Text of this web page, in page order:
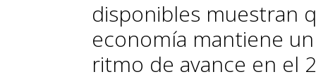
disponibles muestran
economía mantiene
ritmo de avance en el